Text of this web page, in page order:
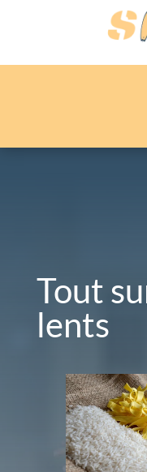
Tout
lents